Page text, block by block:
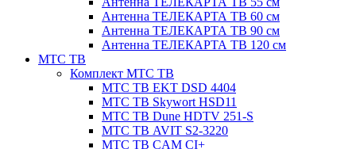
Антенна ТЕЛЕКАРТА ТВ 60 см
Антенна ТЕЛЕКАРТА ТВ 90 см
Антенна ТЕЛЕКАРТА ТВ 120 см
МТС ТВ
Комплект МТС ТВ
МТС ТВ EKT DSD 4404
МТС ТВ Skywort HSD11
МТС ТВ Dune HDTV 251-S
МТС ТВ AVIT S2-3220
МТС ТВ CAM CI+